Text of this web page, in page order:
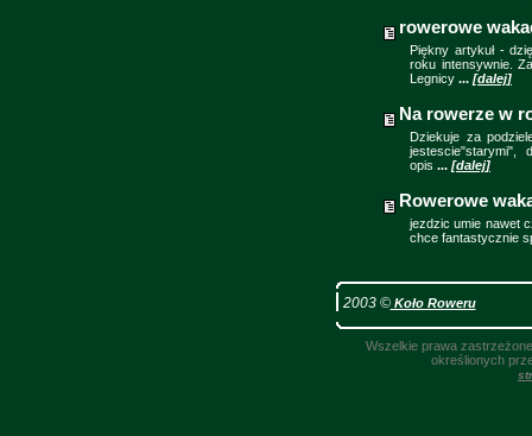
rowerowe
Piękny artykuł -
roku intensywnie.
Legnicy ... [dalej]
Na rowerze w
Dziekuje za
jestescie"starymi",
opis ... [dalej]
Rowerowe
jezdzic umie nawet
chce fantastycznie
2003 ©Koło Roweru
Wszelkie prawa
określionych